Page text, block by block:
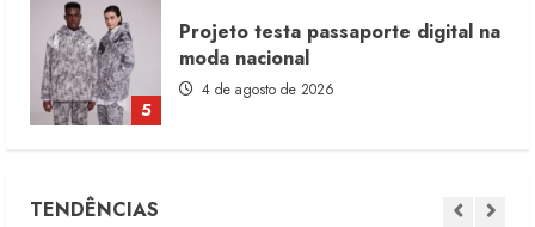
1
Dia dos Pais reforça retomada da
moda no varejo
7 de agosto de 2026
TENDÊNCIAS